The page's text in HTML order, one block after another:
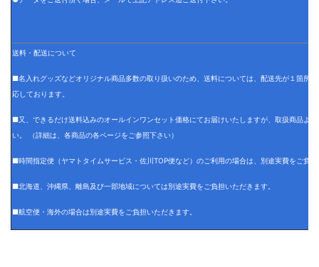
送料・配送について
■名入れグッズなどオリジナル商品多数の取り扱いのため、送料については、配送先が１箇所
応しております。
■又、できるだけ送料込みのオールインワンセット価格にてお届けいたしますが、取扱商品よ
い。 （詳細は、各商品の各ページをご参照下さい）
■時間指定便（ヤマトタイムサービス・佐川TOP便など）のご利用の場合は、別途実費をご負
■北海道、沖縄県、離島及び一部地域については別途実費をご負担いただきます。
■航空便・海外の場合は別途実費をご負担いただきます。